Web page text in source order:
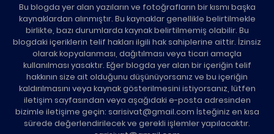
Bu blogda yer alan yazıların ve fotoğrafların bir kısmı başka
kaynaklardan alınmıştır. Bu kaynaklar genellikle belirtilmekle
birlikte, bazı durumlarda kaynak belirtilmemiş olabilir. Bu
blogdaki içeriklerin telif hakları ilgili hak sahiplerine aittir. İzinsiz
olarak kopyalanması, dağıtılması veya ticari amaçla
kullanılması yasaktır. Eğer blogda yer alan bir içeriğin telif
hakkının size ait olduğunu düşünüyorsanız ve bu içeriğin
kaldırılmasını veya kaynak gösterilmesini istiyorsanız, lütfen
iletişim sayfasından veya aşağıdaki e-posta adresinden
bizimle iletişime geçin: sarisivat@gmail.com İsteğiniz en kısa
sürede değerlendirilecek ve gerekli işlemler yapılacaktır.